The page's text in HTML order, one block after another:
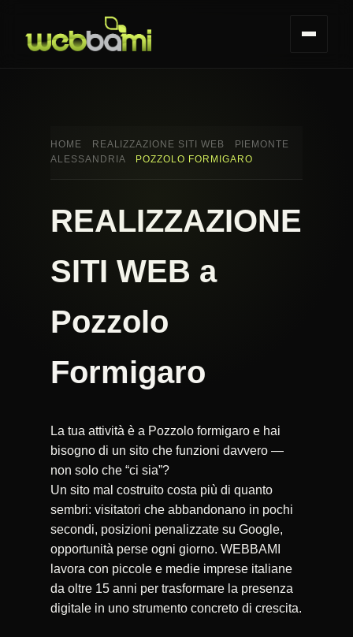
HOME REALIZZAZIONE SITI WEB
PIEMONTE
ALESSANDRIA
POZZOLO FORMIGARO
REALIZZAZIONE
SITI WEB a
Pozzolo
Formigaro
La tua attività è a Pozzolo formigaro e hai
bisogno di un sito che funzioni davvero —
non solo che “ci sia”?
Un sito mal costruito costa più di quanto
sembri: visitatori che abbandonano in pochi
secondi, posizioni penalizzate su Google,
opportunità perse ogni giorno. WEBBAMI
lavora con piccole e medie imprese italiane
da oltre 15 anni per trasformare la presenza
digitale in uno strumento concreto di crescita.